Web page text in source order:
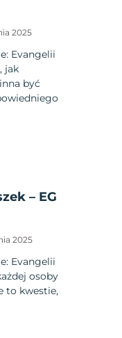
2025
Evangelii
jak
być
– EG
2025
Evangelii
osoby
to kwestie,